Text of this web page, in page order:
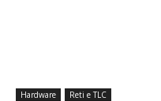
Hardware Reti e TLC